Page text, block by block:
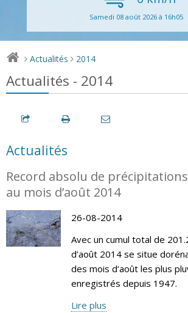
Samedi 08 août 2026 à 16h05
> Actualités > 2014
Actualités - 2014
Actualités
Record absolu de
au mois d’août 2014
26-08-2014
Avec un cumul total de
d’août 2014 se situe
des mois d‘août les plus
enregistrés depuis 1947.
Lire plus